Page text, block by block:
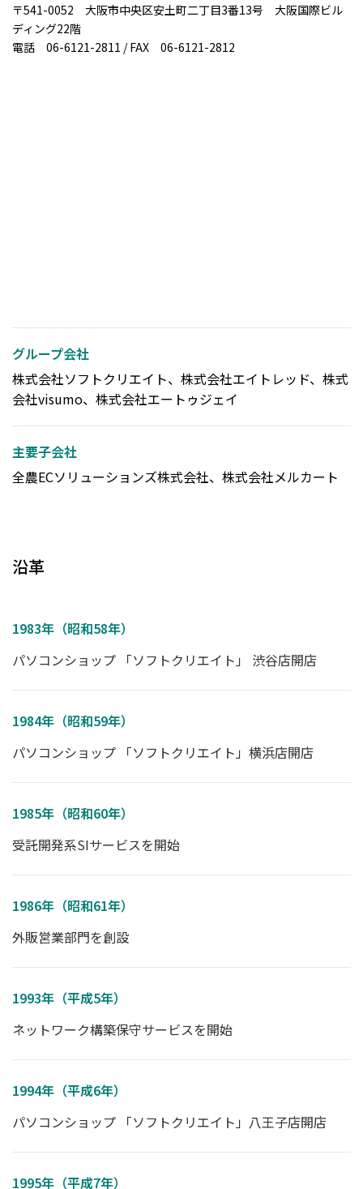
〒541-0052 大阪市中央区安土町二丁目3番13号 大阪国際ビル
ディング22階
電話 06-6121-2811 / FAX 06-6121-2812
グループ会社
株式会社ソフトクリエイト、株式会社エイトレッド、株式
会社visumo、株式会社エートゥジェイ
主要子会社
全農ECソリューションズ株式会社、株式会社メルカート
沿革
1983年（昭和58年）
パソコンショップ 「ソフトクリエイト」 渋谷店開店
1984年（昭和59年）
パソコンショップ 「ソフトクリエイト」横浜店開店
1985年（昭和60年）
受託開発系SIサービスを開始
1986年（昭和61年）
外販営業部門を創設
1993年（平成5年）
ネットワーク構築保守サービスを開始
1994年（平成6年）
パソコンショップ 「ソフトクリエイト」八王子店開店
1995年（平成7年）